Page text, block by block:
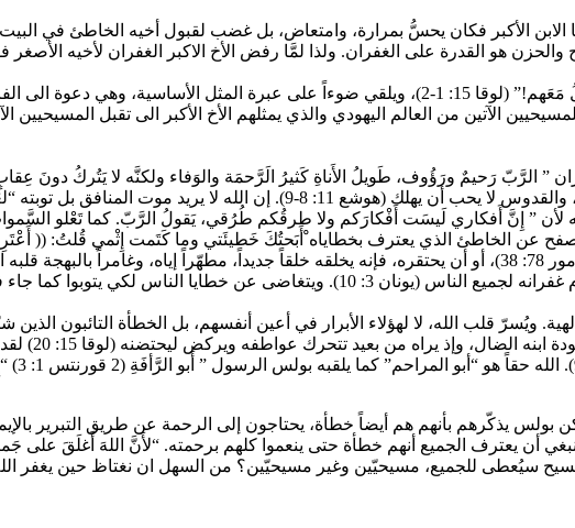
الابن الأكبر فكان يحسُّ بمرارة، وامتعاض، بل غضب لقبول أخيه الخاطئ في
هو القدرة على الغفران. ولذا لمَّا رفض الأخ الاكبر الغفران لأخيه
يختم المثل بالجواب على المشكلة التي يبتدئ بها الفصل “هذا الرَّجُلُ يَستَقبِلُ الخاطِئينَ ويَأكُلُ مَعَهم!” (لوقا 15: 1-2)، ويلقي ضوءاً على
الآتين من العالم اليهودي والذي يمثلهم الأخ الأكبر الى تقبل المسيحيين
الرَّبّ رَحيمٌ ورَؤُوف، طَويلُ الأَناةِ كَثيرُ الَرَّحمَة والوَفاء ولكنَّه لا يَتُركُ دونَ عِقابٍ
وفي بَني البَنينَ إِلى الجيلِ الثَّالِثِ والرَّابِع” (خروج34: 6-9). لكن قلب الله ليس كقلب الإنسان، والقدوس لا يحب
فيَحْيا؟ “(حزقيال 18: 23)، ولكي يغدق عليه غفرانه لأن ” إِنَّ أَفكاري لَيسَت أَفْكارَكم ولا طرقُكم طُرُقي، يَقولُ
المزامير بالثقة هو ان الله يصفح عن الخاطئ الذي يعترف بخطاياه ْأَبَحتُكَ خَطيئَتي وما كَتَمت
14). والله هو الآب الذي يرأف بجميع أبنائه (مزمور 103: 3). إنه إله الرحمة (دانيال 9: 9)، ويقدم غفرانه لجميع الناس
أو الدرهم الضائع (لوقا
بصبر بني
بولس يذكّرهم بأنهم هم أيضاً خطأة، يحتاجون إلى الرحمة عن طريق التبرير
أن يعترف الجميع أنهم خطأة حتى ينعموا كلهم برحمته. “لأَنَّ اللهَ أَغلَقَ
خلاص المسيح سيُعطى للجميع، مسيحيّين وغير مسيحيّين؟ من السهل ان نغتاظ حين يغفر